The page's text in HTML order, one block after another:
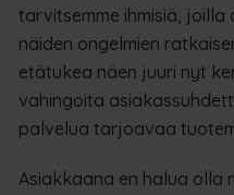
tarvitsemme ihmisiä,
näiden ongelmien
etätukea näen juuri nyt
vahingoita
palvelua tarjoavaa
Asiakkaana en halua olla